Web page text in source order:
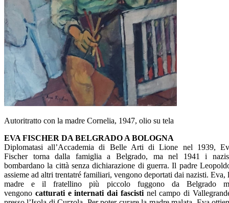
Autoritratto con la madre Cornelia, 1947, olio su tela
EVA FISCHER DA BELGRADO A BOLOGNA
Diplomatasi all’Accademia di Belle Arti di Lione nel 1939,
Fischer torna dalla famiglia a Belgrado, ma nel 1941 i
bombardano la città senza dichiarazione di guerra. Il padre
assieme ad altri trentatré familiari, vengono deportati dai nazisti. Eva,
madre e il fratellino più piccolo fuggono da Belgrado
vengono catturati e internati dai fascistinel campo di